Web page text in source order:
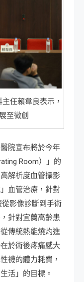
任賴韋良表示，
至微創
院宣布將於今年
Room）」的
解析度血管攝影
血管治療，針對
影像診斷到手術
針對宜蘭高齡患
傳統熱能燒灼進
於術後疼痛感大
襪的體力耗費，
活」的目標。